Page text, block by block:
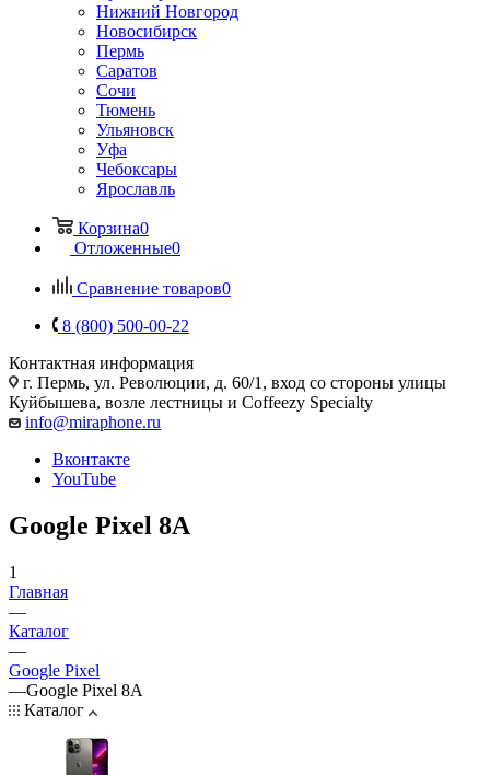
Нижний Новгород
Новосибирск
Пермь
Саратов
Сочи
Тюмень
Ульяновск
Уфа
Чебоксары
Ярославль
Корзина0
Отложенные0
Сравнение товаров0
8 (800) 500-00-22
Контактная информация
г. Пермь, ул. Революции, д. 60/1, вход со стороны улицы
Куйбышева, возле лестницы и Coffeezy Specialty
info@miraphone.ru
Вконтакте
YouTube
Google Pixel 8A
1
Главная
—
Каталог
—
Google Pixel
—Google Pixel 8A
Каталог